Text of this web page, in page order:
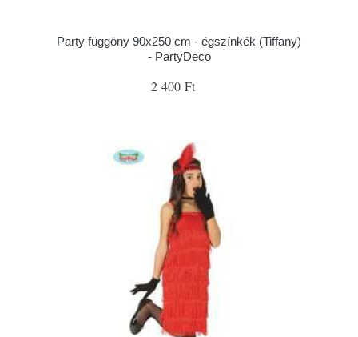
Party függöny 90x250 cm - égszínkék (Tiffany)
- PartyDeco
2 400 Ft